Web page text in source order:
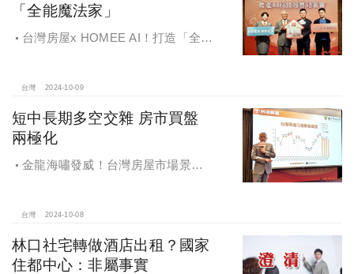
「全能魔法家」
台灣房屋x HOMEE AI！打造「全能
台灣 2024-10-09
短中長期多空交雜 房市買盤
兩極化
金龍海嘯發威！台灣房屋市場景氣
望全壘打
台灣 2024-10-08
林口社宅轉做酒店出租？國家
住都中心：非屬事實